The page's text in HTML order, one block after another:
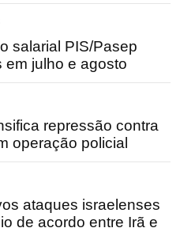
salarial PIS/Pasep
julho e agosto
repressão contra
operação policial
ataques israelenses
de acordo entre Irã e